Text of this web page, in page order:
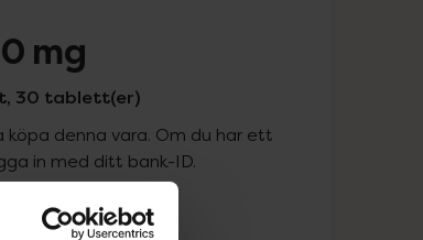
mg
30 tablett(er)
denna vara. Om du har ett
in med ditt bank-ID.